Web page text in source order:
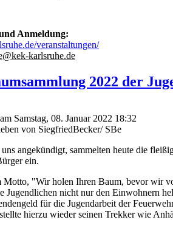
Anmeldung:
veranstaltungen/
karlsruhe.de
2022 der
Samstag, 08. Januar 2022 18:32
von SiegfriedBecker/ SBe
angekündigt, sammelten heute die
ein.
Motto, "Wir holen Ihren Baum, bevor wir
Jugendlichen nicht nur den Einwohnern
für die Jugendarbeit der
hierzu wieder seinen Trekker wie